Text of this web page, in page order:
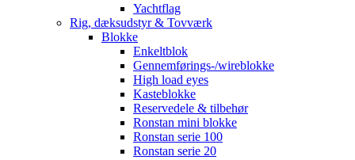
Yachtflag
Rig, dæksudstyr & Tovværk
Blokke
Enkeltblok
Gennemførings-/wireblokke
High load eyes
Kasteblokke
Reservedele & tilbehør
Ronstan mini blokke
Ronstan serie 100
Ronstan serie 20